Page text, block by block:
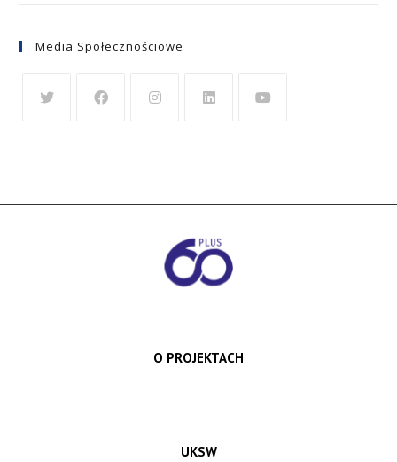
Media Społecznościowe
O PROJEKTACH
UKSW